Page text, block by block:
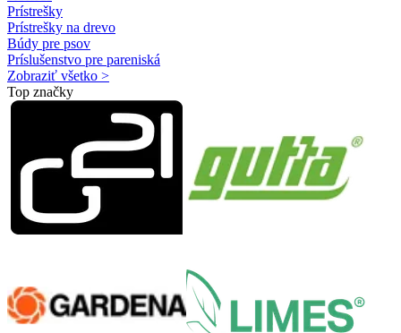
Prístrešky
Prístrešky na drevo
Búdy pre psov
Príslušenstvo pre pareniská
Zobraziť všetko >
Top značky